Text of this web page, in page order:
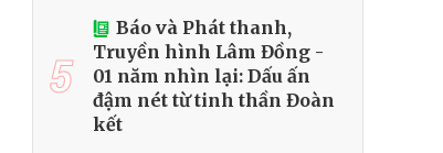
5
Báo và Phát thanh,
Truyền hình Lâm Đồng -
01 năm nhìn lại: Dấu ấn
đậm nét từ tinh thần Đoàn
kết